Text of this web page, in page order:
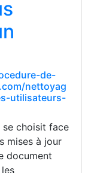
de-
nettoyag
utilisateurs-
choisit face
mises à jour
document